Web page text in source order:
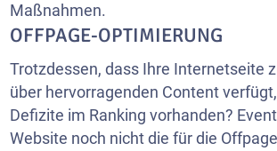
Maßnahmen.
OFFPAGE-OPTIMIERUNG
Trotzdessen, dass Ihre Internetseite
über hervorragenden Content
Defizite im Ranking vorhanden?
Website noch nicht die für die